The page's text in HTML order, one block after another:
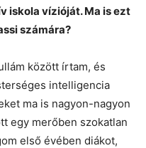
iskola vízióját. Ma is ezt
számára?
között írtam, és
intelligencia
ma is nagyon-nagyon
egy merőben szokatlan
első évében diákot,